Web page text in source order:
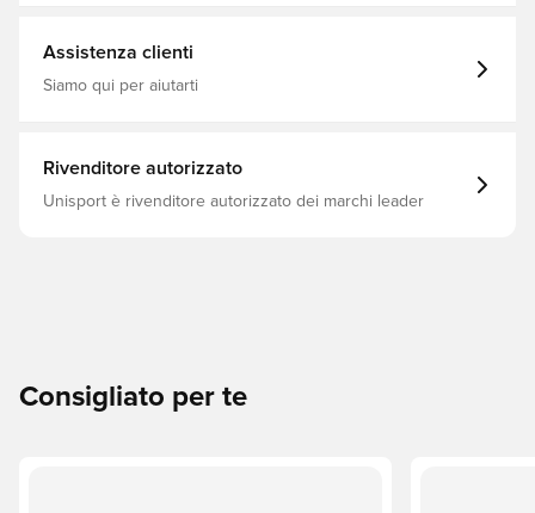
Assistenza clienti
Siamo qui per aiutarti
Rivenditore autorizzato
Unisport è rivenditore autorizzato dei marchi leader
Consigliato per te